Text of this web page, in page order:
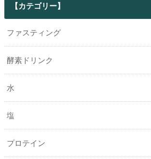
【カテゴリー】
ファスティング
酵素ドリンク
水
塩
プロテイン